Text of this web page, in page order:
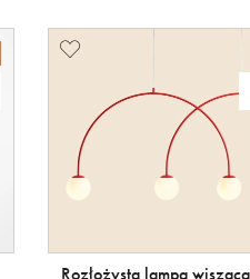
Rozłożysta lampa